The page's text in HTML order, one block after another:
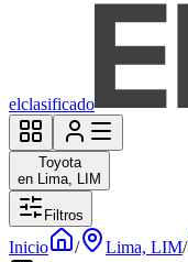
elclasificado
Toyota
en Lima, LIM
Filtros
Inicio / Lima, LIM/